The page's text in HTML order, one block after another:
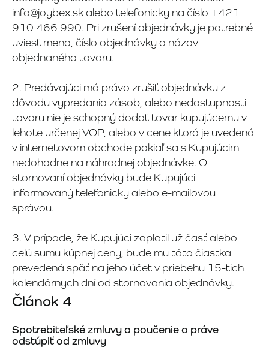
info@joybex.sk alebo telefonicky na číslo +421
910 466 990. Pri zrušení objednávky je potrebné
uviesť meno, číslo objednávky a názov
objednaného tovaru.
2. Predávajúci má právo zrušiť objednávku z
dôvodu vypredania zásob, alebo nedostupnosti
tovaru nie je schopný dodať tovar kupujúcemu v
lehote určenej VOP, alebo v cene ktorá je uvedená
v internetovom obchode pokiaľ sa s Kupujúcim
nedohodne na náhradnej objednávke. O
stornovaní objednávky bude Kupujúci
informovaný telefonicky alebo e-mailovou
správou.
3. V prípade, že Kupujúci zaplatil už časť alebo
celú sumu kúpnej ceny, bude mu táto čiastka
prevedená späť na jeho účet v priebehu 15-tich
kalendárnych dní od stornovania objednávky.
Článok 4
Spotrebiteľské zmluvy a poučenie o práve
odstúpiť od zmluvy